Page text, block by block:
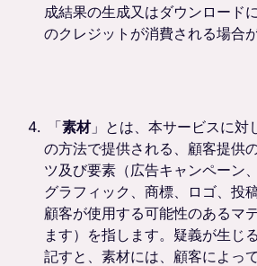
成結果の生成又はダウンロード
のクレジットが消費される場合
「素材」とは、本サービスに対
の方法で提供される、顧客提供
ツ及び要素（広告キャンペーン
グラフィック、商標、ロゴ、投
顧客が使用する可能性のあるマ
ます）を指します。疑義が生じ
記すと、素材には、顧客によっ